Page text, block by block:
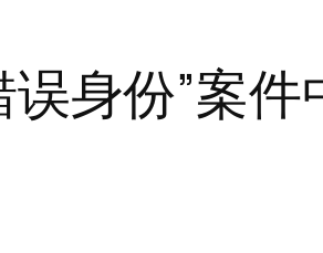
身份”案